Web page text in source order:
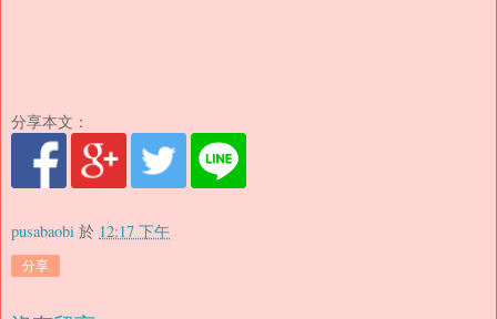
分享本文：
pusabaobi 於 12:17 下午
分享